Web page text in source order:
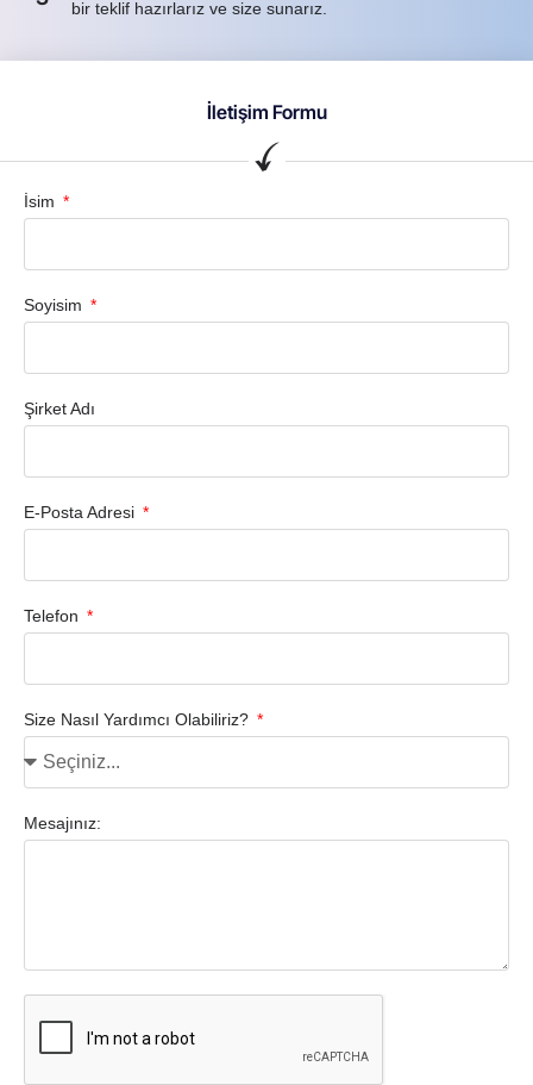
bir teklif hazırlarız ve size sunarız.
İletişim Formu
İsim
Soyisim
Şirket Adı
E-Posta Adresi
Telefon
Size Nasıl Yardımcı Olabiliriz?
Mesajınız: